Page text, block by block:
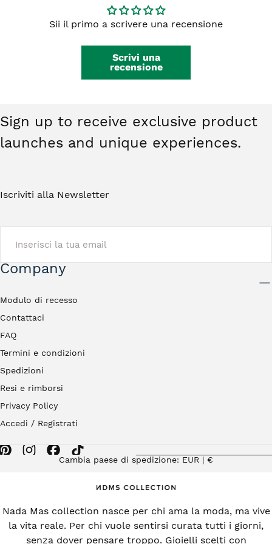
confezione originale. Gli orecchini non
rientrano nel diritto di recesso. Ti basterà
Sii il primo a scrivere una recensione
Scrivi una
recensione
Sign up to receive exclusive product
launches and unique experiences.
Iscriviti alla Newsletter
EMAIL
Company
Modulo di recesso
Contattaci
FAQ
Termini e condizioni
Spedizioni
Resi e rimborsi
Privacy Policy
Accedi / Registrati
Cambia paese di spedizione: EUR | €
Nada Mas collection nasce per chi ama la moda, ma vive
la vita reale. Per chi vuole sentirsi curata tutti i giorni,
senza dover pensare troppo. Gioielli scelti con